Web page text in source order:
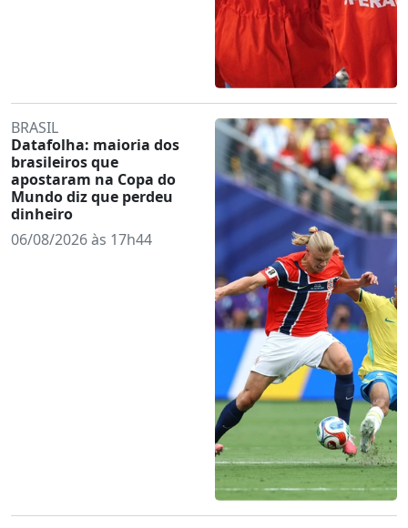
BRASIL
Datafolha: maioria dos
brasileiros que
apostaram na Copa do
Mundo diz que perdeu
dinheiro
06/08/2026 às 17h44